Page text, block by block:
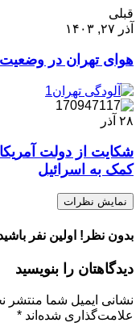
قبلی
آذر ۲۷, ۱۴۰۳
هوای تهران در وضعیت
۲۸ آذر
شکایت از دولت
کمک به اسرائیل
نمایش نظرات
بدون نظر! اولین نفر
دیدگاهتان را بنویسید
نشانی ایمیل شما منتشر
علامت‌گذاری شده‌اند *